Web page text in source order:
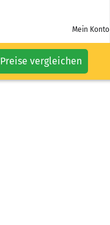
Mein Konto
Preise vergleichen